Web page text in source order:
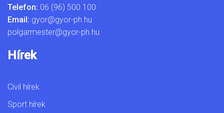
Telefon: 06 (96) 500 100
Email: gyor@gyor-ph.hu
polgarmester@gyor-ph.hu
Hírek
Civil hírek
Sport hírek